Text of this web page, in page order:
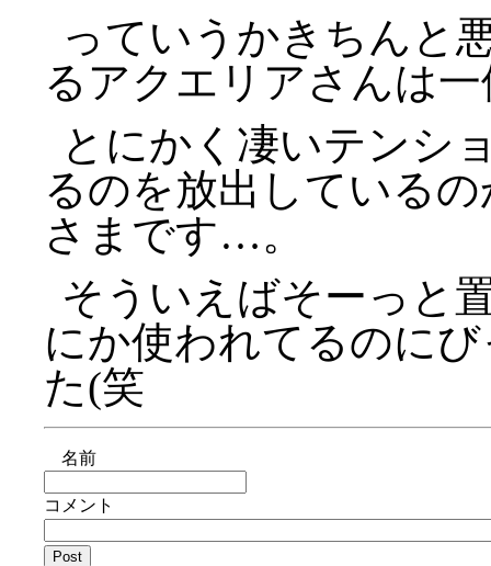
っていうかきちんと
るアクエリアさんは
とにかく凄いテンシ
るのを放出している
さまです…。
そういえばそーっと
にか使われてるのに
た(笑
名前
コメント